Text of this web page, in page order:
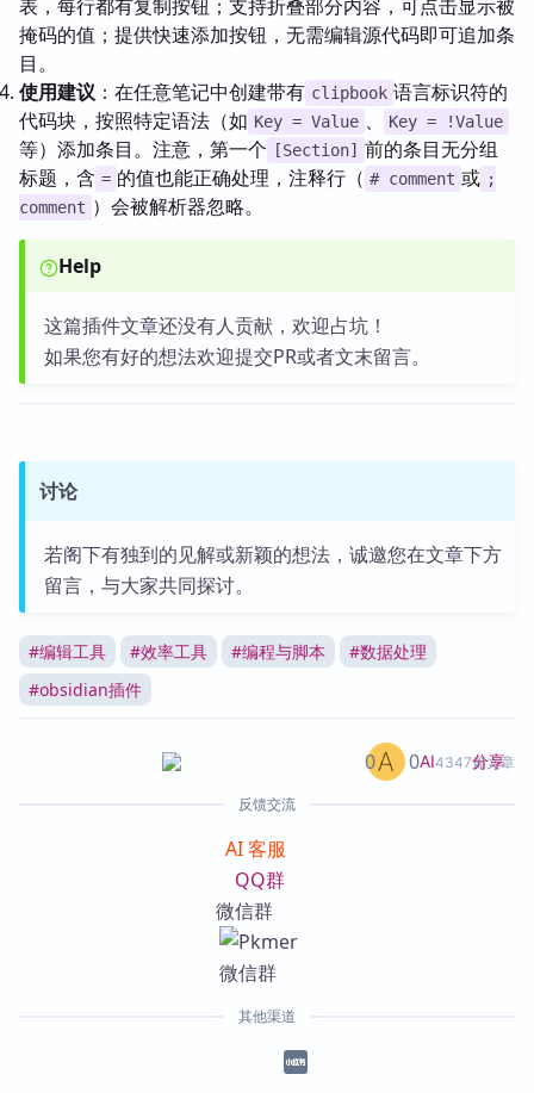
表，每行都有复制按钮；支持折叠部分内容，可点击显示被
掩码的值；提供快速添加按钮，无需编辑源代码即可追加条
目。
使用建议 ：在任意笔记中创建带有 clipbook 语言标识符的
代码块，按照特定语法（如 Key = Value 、 Key = !Value
等）添加条目。注意，第一个 [Section] 前的条目无分组
标题，含 = 的值也能正确处理，注释行（ # comment 或 ;
comment ）会被解析器忽略。
Help
这篇插件文章还没有人贡献，欢迎占坑！
如果您有好的想法欢迎提交PR或者文末留言。
讨论
若阁下有独到的见解或新颖的想法，诚邀您在文章下方
留言，与大家共同探讨。
#编辑工具 #效率工具 #编程与脚本 #数据处理
#obsidian插件
AI4347篇文章
0 0 分享
反馈交流
AI 客服
QQ群
微信群
其他渠道